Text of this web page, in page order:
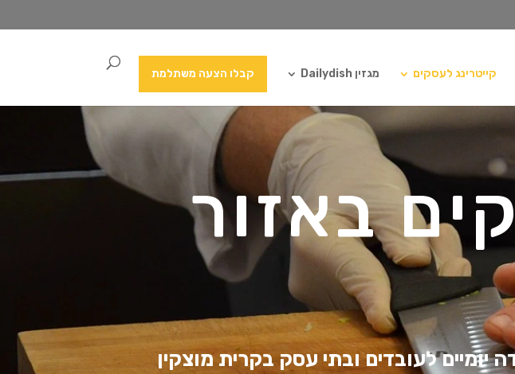
קייטרינג לעסקים מגזין Dailydish קבלו הצעה משתלמת
באזור
יומיים לעובדים ובתי עסק בקרית מוצקין